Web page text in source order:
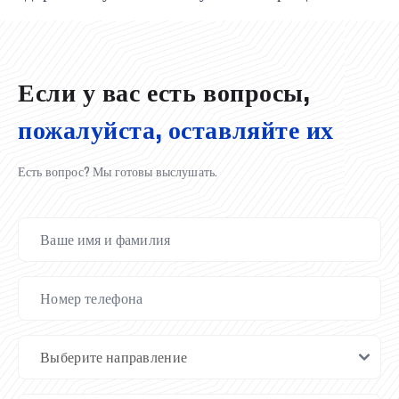
Если у вас есть вопросы,
пожалуйста, оставляйте их
Есть вопрос? Мы готовы выслушать.